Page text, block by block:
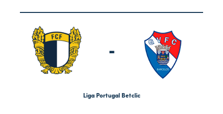
-
Liga Portugal Betclic